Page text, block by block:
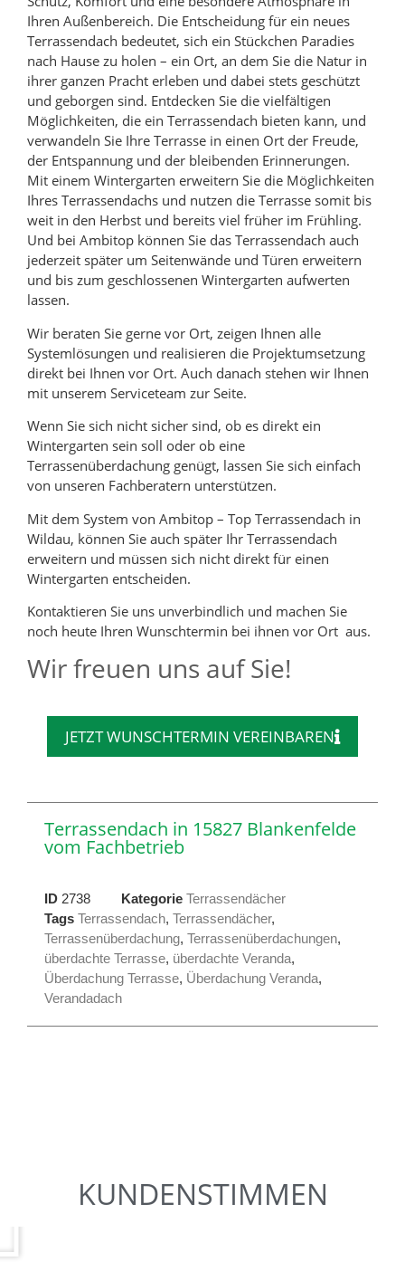
Ihren Außenbereich. Die Entscheidung für ein neues
Terrassendach bedeutet, sich ein Stückchen Paradies
nach Hause zu holen – ein Ort, an dem Sie die Natur in
ihrer ganzen Pracht erleben und dabei stets geschützt
und geborgen sind. Entdecken Sie die vielfältigen
Möglichkeiten, die ein Terrassendach bieten kann, und
verwandeln Sie Ihre Terrasse in einen Ort der Freude,
der Entspannung und der bleibenden Erinnerungen.
Mit einem Wintergarten erweitern Sie die Möglichkeiten
Ihres Terrassendachs und nutzen die Terrasse somit bis
weit in den Herbst und bereits viel früher im Frühling.
Und bei Ambitop können Sie das Terrassendach auch
jederzeit später um Seitenwände und Türen erweitern
und bis zum geschlossenen Wintergarten aufwerten
lassen.
Wir beraten Sie gerne vor Ort, zeigen Ihnen alle
Systemlösungen und realisieren die Projektumsetzung
direkt bei Ihnen vor Ort. Auch danach stehen wir Ihnen
mit unserem Serviceteam zur Seite.
Wenn Sie sich nicht sicher sind, ob es direkt ein
Wintergarten sein soll oder ob eine
Terrassenüberdachung genügt, lassen Sie sich einfach
von unseren Fachberatern unterstützen.
Mit dem System von Ambitop – Top Terrassendach in
Wildau, können Sie auch später Ihr Terrassendach
erweitern und müssen sich nicht direkt für einen
Wintergarten entscheiden.
Kontaktieren Sie uns unverbindlich und machen Sie
noch heute Ihren Wunschtermin bei ihnen vor Ort aus.
Wir freuen uns auf Sie!
JETZT WUNSCHTERMIN VEREINBAREN
Terrassendach in 15827 Blankenfelde
vom Fachbetrieb
ID 2738 Kategorie Terrassendächer
Tags Terrassendach, Terrassendächer,
Terrassenüberdachung, Terrassenüberdachungen,
überdachte Terrasse, überdachte Veranda,
Überdachung Terrasse, Überdachung Veranda,
Verandadach
KUNDENSTIMMEN